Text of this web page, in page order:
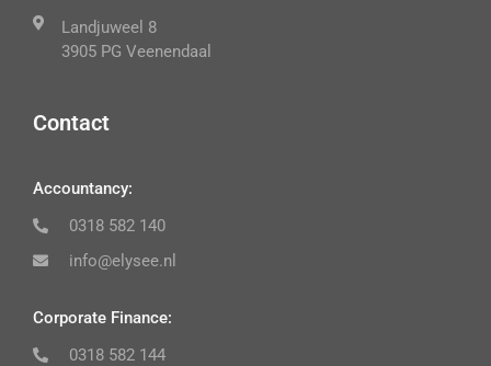
Landjuweel 8
3905 PG Veenendaal
Contact
Accountancy:
0318 582 140
info@elysee.nl
Corporate Finance:
0318 582 144